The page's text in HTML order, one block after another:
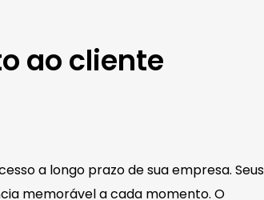
ao cliente
a longo prazo de sua empresa. Seus
memorável a cada momento. O